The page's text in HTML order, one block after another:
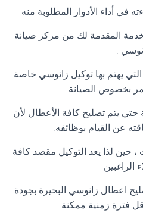
أداء الأدوار المطلوبة منه
المقدمة لك من مركز صيانة
.
يهتم بها توكيل زانوسي خاصة
بخصوص الصيانة
حتي يتم تصليح كافة الأعطال لأن
عن القيام بوظائفه.
حين لذا يعد التوكيل مقصد كافة
الراغبين
اعطال زانوسي البحيرة بجودة
فترة زمنية ممكنة